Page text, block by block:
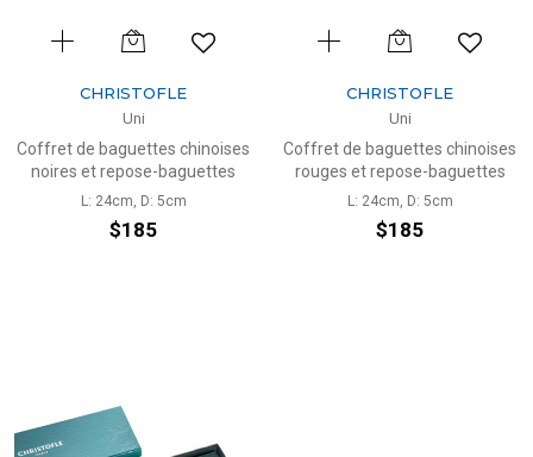
CHRISTOFLE
Uni
Coffret de baguettes chinoises
noires et repose-baguettes
L: 24cm, D: 5cm
$185
CHRISTOFLE
Uni
Coffret de baguettes chinoises
rouges et repose-baguettes
L: 24cm, D: 5cm
$185